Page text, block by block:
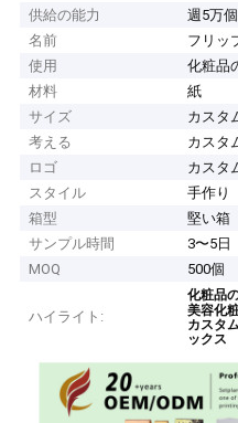
供給の能力
週5万個
名前
フリッ
使用
化粧品
材料
紙
サイズ
カスタ
考える
カスタ
ロゴ
カスタ
スタイル
手作り
箱型
堅い箱
サンプル時間
3〜5日
MOQ
500個
ハイライト:
化粧品
美容化
カスタ
ックス